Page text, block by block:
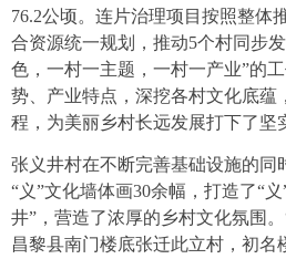
76.2公顷。连片治理项目按照整体
合资源统一规划，推动5个村同步
色，一村一主题，一村一产业”的
势、产业特点，深挖各村文化底蕴
程，为美丽乡村长远发展打下了坚
张义井村在不断完善基础设施的同
“义”文化墙体画30余幅，打造了“
井”，营造了浓厚的乡村文化氛围
昌黎县南门楼底张迁此立村，初名